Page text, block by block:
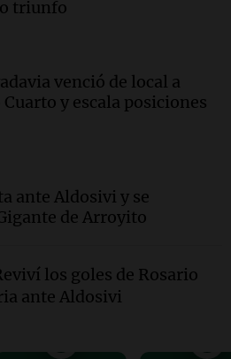
todos
los 25 años, lucha
necesita un trasplante
viviend
al 2,9% registrado
rescataron a una
todos
triunfo
venció de local a
y escala posiciones
ante Aldosivi y se
de Arroyito
los goles de Rosario
ante Aldosivi